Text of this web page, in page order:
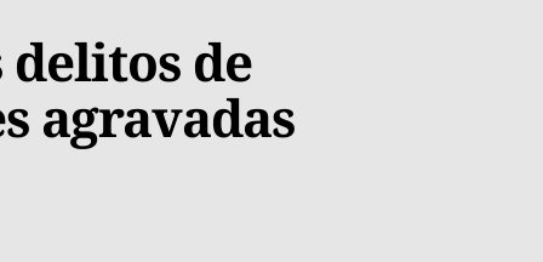
de
agravadas